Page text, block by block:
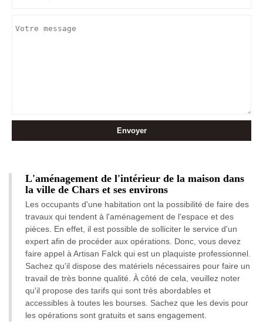
L'aménagement de l'intérieur de la maison dans
la ville de Chars et ses environs
Les occupants d'une habitation ont la possibilité de faire des
travaux qui tendent à l'aménagement de l'espace et des
pièces. En effet, il est possible de solliciter le service d'un
expert afin de procéder aux opérations. Donc, vous devez
faire appel à Artisan Falck qui est un plaquiste professionnel.
Sachez qu'il dispose des matériels nécessaires pour faire un
travail de très bonne qualité. À côté de cela, veuillez noter
qu'il propose des tarifs qui sont très abordables et
accessibles à toutes les bourses. Sachez que les devis pour
les opérations sont gratuits et sans engagement.